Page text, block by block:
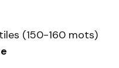
(150-160 mots)